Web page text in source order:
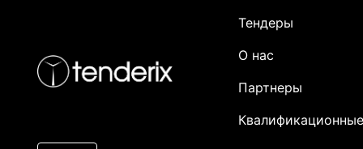
Тендеры
О нас
Партнеры